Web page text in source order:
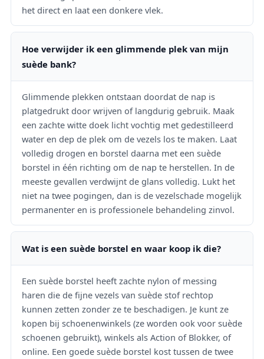
het direct en laat een donkere vlek.
Hoe verwijder ik een glimmende plek van mijn
suède bank?
Glimmende plekken ontstaan doordat de nap is
platgedrukt door wrijven of langdurig gebruik. Maak
een zachte witte doek licht vochtig met gedestilleerd
water en dep de plek om de vezels los te maken. Laat
volledig drogen en borstel daarna met een suède
borstel in één richting om de nap te herstellen. In de
meeste gevallen verdwijnt de glans volledig. Lukt het
niet na twee pogingen, dan is de vezelschade mogelijk
permanenter en is professionele behandeling zinvol.
Wat is een suède borstel en waar koop ik die?
Een suède borstel heeft zachte nylon of messing
haren die de fijne vezels van suède stof rechtop
kunnen zetten zonder ze te beschadigen. Je kunt ze
kopen bij schoenenwinkels (ze worden ook voor suède
schoenen gebruikt), winkels als Action of Blokker, of
online. Een goede suède borstel kost tussen de twee